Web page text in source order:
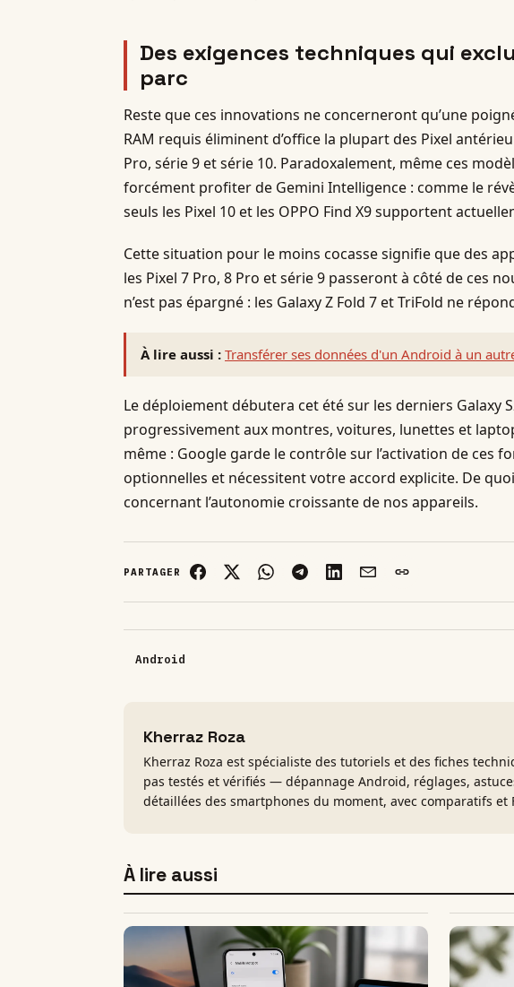
Des exigences techniques qui
parc
Reste que ces innovations ne concerneront qu’une
RAM requis éliminent d’office la plupart des Pixel
Pro, série 9 et série 10. Paradoxalement, même ces
forcément profiter de Gemini Intelligence : comme le
seuls les Pixel 10 et les OPPO Find X9 supportent
Cette situation pour le moins cocasse signifie que des
les Pixel 7 Pro, 8 Pro et série 9 passeront à côté de ces
n’est pas épargné : les Galaxy Z Fold 7 et TriFold ne
À lire aussi : Transférer ses données d'un Android à un
Le déploiement débutera cet été sur les derniers Galaxy
progressivement aux montres, voitures, lunettes et
même : Google garde le contrôle sur l’activation de ces
optionnelles et nécessitent votre accord explicite. De
concernant l’autonomie croissante de nos appareils.
PARTAGER
Android
Kherraz Roza
Kherraz Roza est spécialiste des tutoriels et des fiches
pas testés et vérifiés — dépannage Android, réglages,
détaillées des smartphones du moment, avec comparatifs et
À lire aussi